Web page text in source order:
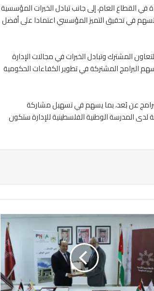
في القطاع العام، إلى جانب تبادل الخبرات المؤسسية
في تحقيق التميز المؤسسي اعتمادا على أفضل
المشترك وتبادل الخبرات في مجالات الإدارة
البرامج المشتركة في تطوير الكفاءات الحكومية
عن بُعد، بما يسهم في تسهيل مشاركة
لدى المدرسة الوطنية الفلسطينية للإدارة ستكون